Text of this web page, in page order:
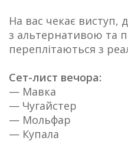
На вас чекає виступ,
з альтернативою та
переплітаються з
Сет-лист вечора:
— Мавка
— Чугайстер
— Мольфар
— Купала